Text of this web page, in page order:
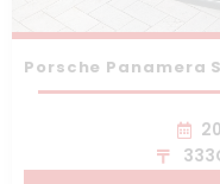
Porsche Panamera